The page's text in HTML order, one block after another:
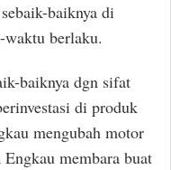
baiknya di
waktu berlaku.
baiknya dgn sifat
di produk
mengubah motor
membara buat